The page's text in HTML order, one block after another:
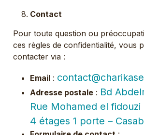
Contact
Pour toute question ou
ces règles de confidentialité, vous
contacter via :
Email :
Adresse postale : Bd
Rue Mohamed el
4 étages 1 porte –